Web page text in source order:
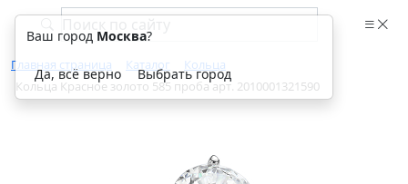
Главная страница Каталог
Кольца
Кольца Красное золото 585 проба арт. 2010001321590
Ваш город Москва?
Да, всё верно Выбрать город